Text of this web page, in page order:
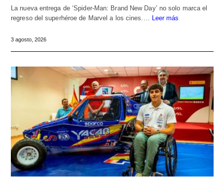
La nueva entrega de ‘Spider-Man: Brand New Day’ no solo marca el
regreso del superhéroe de Marvel a los cines.… Leer más
3 agosto, 2026